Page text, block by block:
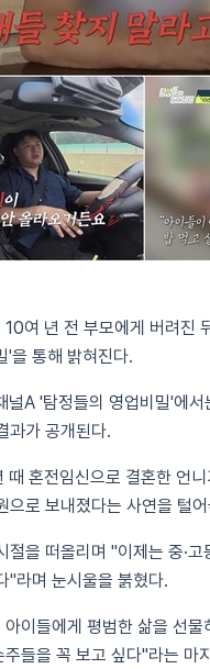
여 년 전 부모에게 버려진
'을 통해 밝혀진다.
A '탐정들의 영업비밀'에
과가 공개된다.
혼전임신으로 결혼한 언
으로 보내졌다는 사연을 털
을 떠올리며 "이제는 중·
"라며 눈시울을 붉혔다.
이들에게 평범한 삶을 선
들을 꼭 보고 싶다"라는 마